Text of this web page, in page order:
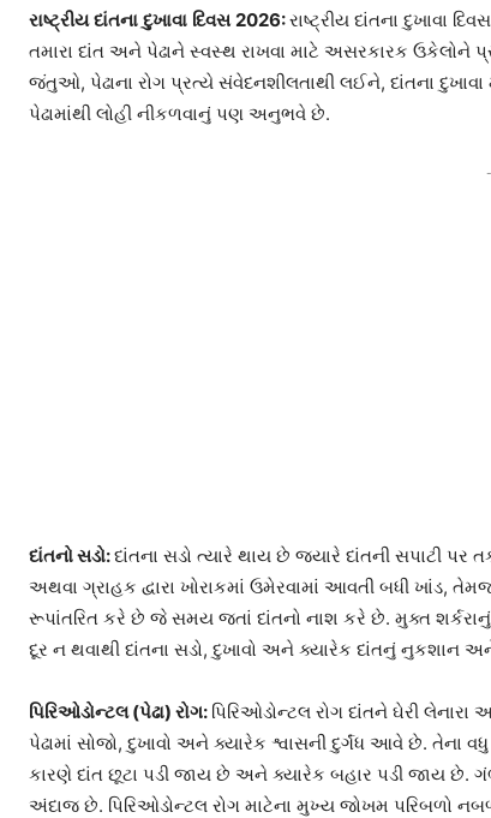
રાષ્ટ્રીય દાંતના દુખાવા દિવસ 2026:રાષ્ટ્રીય દાંતના દુખાવા
તમારા દાંત અને પેઢાને સ્વસ્થ રાખવા માટે અસરકારક
જંતુઓ, પેઢાના રોગ પ્રત્યે સંવેદનશીલતાથી લઈને, દાંતના
પેઢામાંથી લોહી નીકળવાનું પણ અનુભવે છે.
દાંતનો સડો:દાંતના સડો ત્યારે થાય છે જ્યારે દાંતની સપાટી
અથવા ગ્રાહક દ્વારા ખોરાકમાં ઉમેરવામાં આવતી બધી ખાંડ,
રૂપાંતરિત કરે છે જે સમય જતાં દાંતનો નાશ કરે છે. મુક્ત
દૂર ન થવાથી દાંતના સડો, દુખાવો અને ક્યારેક દાંતનું
પિરિઓડોન્ટલ (પેઢા) રોગ: પિરિઓડોન્ટલ રોગ દાંતને ઘેરી
પેઢામાં સોજો, દુખાવો અને ક્યારેક શ્વાસની દુર્ગંધ આવે છે. તેના
કારણે દાંત છૂટા પડી જાય છે અને ક્યારેક બહાર પડી જાય છે.
અંદાજ છે. પિરિઓડોન્ટલ રોગ માટેના મુખ્ય જોખમ પરિબળો